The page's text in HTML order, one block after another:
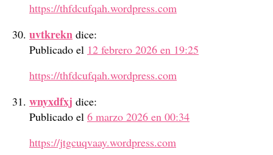
https://thfdcufqah.wordpress.com
uvtkrekn dice:
Publicado el 12 febrero 2026 en 19:25
https://thfdcufqah.wordpress.com
wnyxdfxj dice:
Publicado el 6 marzo 2026 en 00:34
https://jtgcuqvaay.wordpress.com